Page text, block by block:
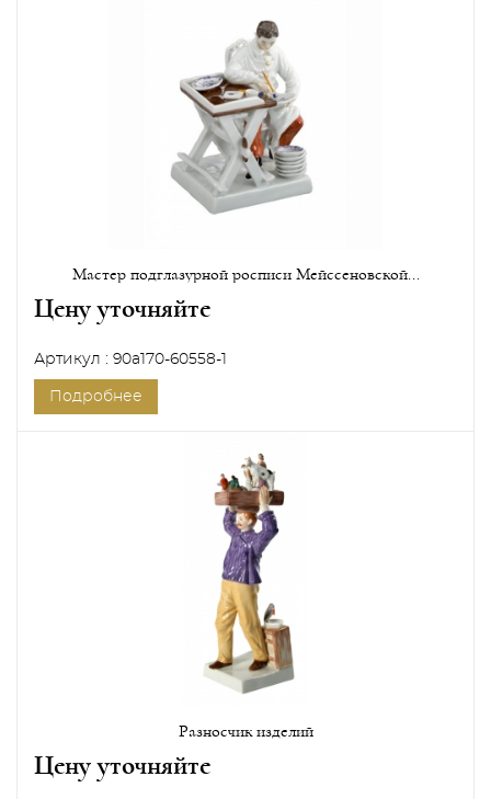
Мастер подглазурной росписи Мейссеновской...
Цену уточняйте
Артикул : 90a170-60558-1
Подробнее
Разносчик изделий
Цену уточняйте